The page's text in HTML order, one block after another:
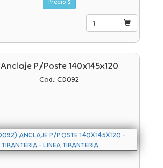
Anclaje P/poste 140x145x120
Cod.: CD092